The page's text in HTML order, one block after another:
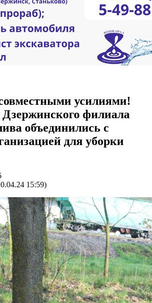
усилиями!
филиала
объединились с
для уборки
15:59)